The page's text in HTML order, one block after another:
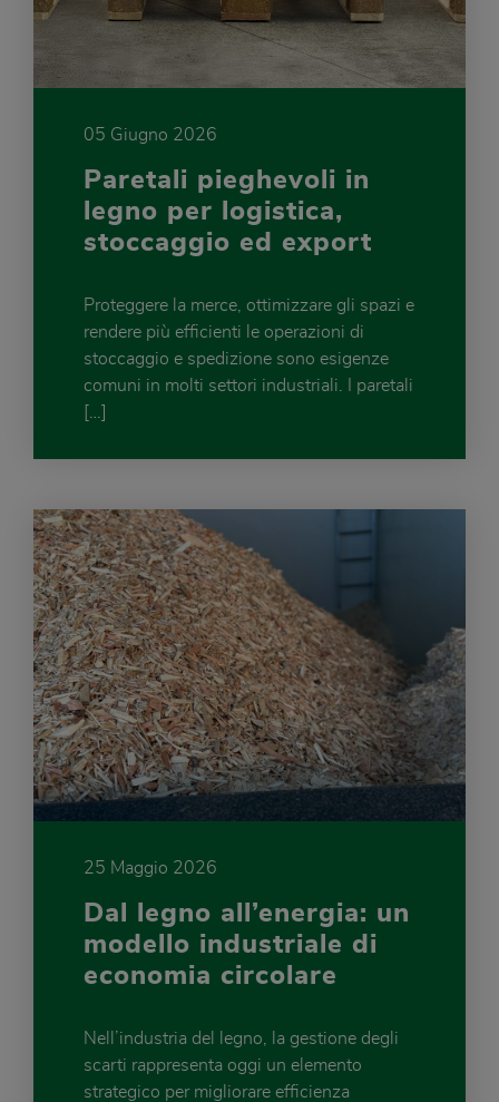
05 Giugno 2026
Paretali pieghevoli in
legno per logistica,
stoccaggio ed export
Proteggere la merce, ottimizzare gli spazi e
rendere più efficienti le operazioni di
stoccaggio e spedizione sono esigenze
comuni in molti settori industriali. I paretali
25 Maggio 2026
Dal legno all’energia: un
modello industriale di
economia circolare
Nell’industria del legno, la gestione degli
scarti rappresenta oggi un elemento
strategico per migliorare efficienza